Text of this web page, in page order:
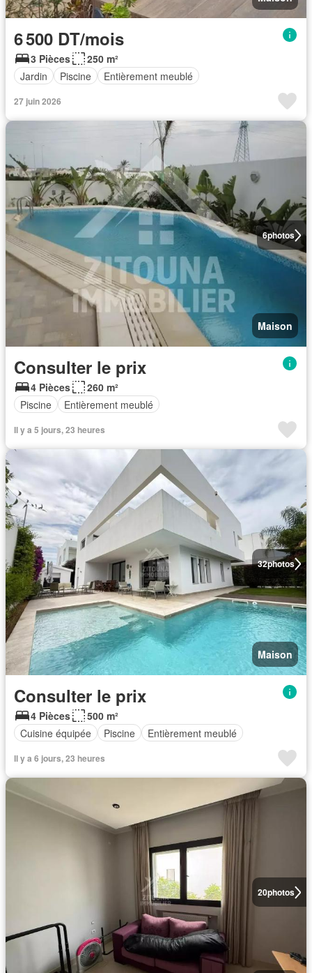
6 500 DT/mois
3 Pièces
250 m²
Jardin
Piscine Entièrement meublé
27 juin 2026
6photos
Maison
Consulter le prix
4 Pièces
260 m²
Piscine
Entièrement meublé
Il y a 5 jours, 23 heures
32photos
Maison
Consulter le prix
4 Pièces
500 m²
Cuisine équipée
Piscine Entièrement meublé
Il y a 6 jours, 23 heures
20photos